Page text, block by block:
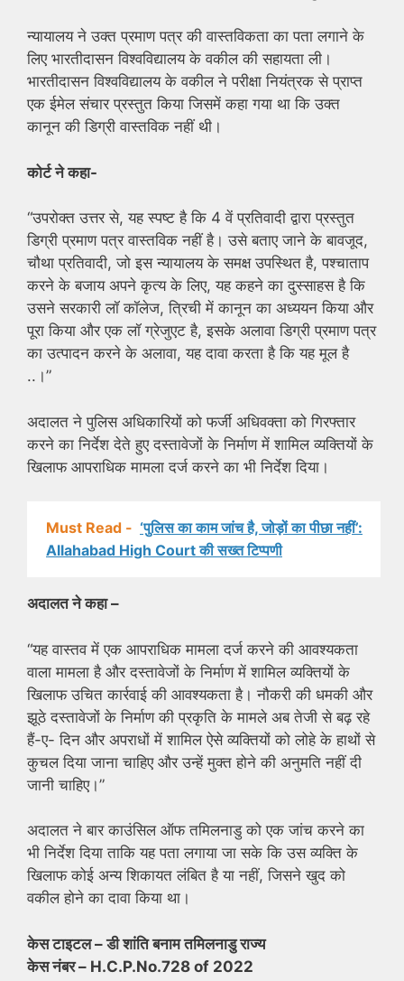
न्यायालय ने उक्त प्रमाण पत्र की वास्तविकता का पता लगाने के
लिए भारतीदासन विश्वविद्यालय के वकील की सहायता ली।
भारतीदासन विश्वविद्यालय के वकील ने परीक्षा नियंत्रक से प्राप्त
एक ईमेल संचार प्रस्तुत किया जिसमें कहा गया था कि उक्त
कानून की डिग्री वास्तविक नहीं थी।
कोर्ट ने कहा-
“उपरोक्त उत्तर से, यह स्पष्ट है कि 4 वें प्रतिवादी द्वारा प्रस्तुत
डिग्री प्रमाण पत्र वास्तविक नहीं है। उसे बताए जाने के बावजूद,
चौथा प्रतिवादी, जो इस न्यायालय के समक्ष उपस्थित है, पश्चाताप
करने के बजाय अपने कृत्य के लिए, यह कहने का दुस्साहस है कि
उसने सरकारी लॉ कॉलेज, त्रिची में कानून का अध्ययन किया और
पूरा किया और एक लॉ ग्रेजुएट है, इसके अलावा डिग्री प्रमाण पत्र
का उत्पादन करने के अलावा, यह दावा करता है कि यह मूल है
..।”
अदालत ने पुलिस अधिकारियों को फर्जी अधिवक्ता को गिरफ्तार
करने का निर्देश देते हुए दस्तावेजों के निर्माण में शामिल व्यक्तियों के
खिलाफ आपराधिक मामला दर्ज करने का भी निर्देश दिया।
Must Read - ‘पुलिस का काम जांच है, जोड़ों का पीछा नहीं’:
Allahabad High Court की सख्त टिप्पणी
अदालत ने कहा –
“यह वास्तव में एक आपराधिक मामला दर्ज करने की आवश्यकता
वाला मामला है और दस्तावेजों के निर्माण में शामिल व्यक्तियों के
खिलाफ उचित कार्रवाई की आवश्यकता है। नौकरी की धमकी और
झूठे दस्तावेजों के निर्माण की प्रकृति के मामले अब तेजी से बढ़ रहे
हैं-ए- दिन और अपराधों में शामिल ऐसे व्यक्तियों को लोहे के हाथों से
कुचल दिया जाना चाहिए और उन्हें मुक्त होने की अनुमति नहीं दी
जानी चाहिए।”
अदालत ने बार काउंसिल ऑफ तमिलनाडु को एक जांच करने का
भी निर्देश दिया ताकि यह पता लगाया जा सके कि उस व्यक्ति के
खिलाफ कोई अन्य शिकायत लंबित है या नहीं, जिसने खुद को
वकील होने का दावा किया था।
केस टाइटल – डी शांति बनाम तमिलनाडु राज्य
केस नंबर – H.C.P.No.728 of 2022